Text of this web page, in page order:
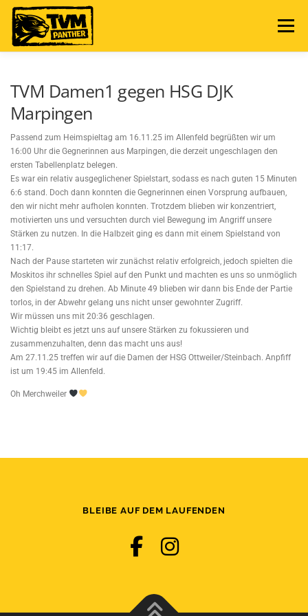
Zum
Inhalt
springen
Menü
TVM Damen1 gegen HSG DJK
Marpingen
Passend zum Heimspieltag am 16.11.25 im Allenfeld begrüßten wir um
16:00 Uhr die Gegnerinnen aus Marpingen, die derzeit ungeschlagen den
ersten Tabellenplatz belegen.
Es war ein relativ ausgeglichener Spielstart, sodass es nach guten 15 Minuten
6:6 stand. Doch dann konnten die Gegnerinnen einen Vorsprung aufbauen,
den wir nicht mehr aufholen konnten. Trotzdem blieben wir konzentriert,
motivierten uns und versuchten durch viel Bewegung im Angriff unsere
Stärken zu nutzen. In die Halbzeit ging es dann mit einem Spielstand von
11:17.
Nach der Pause starteten wir zunächst relativ erfolgreich, jedoch spielten die
Moskitos ihr schnelles Spiel auf den Punkt und machten es uns so unmöglich
den Spielstand zu drehen. Ab Minute 49 blieben wir dann bis Ende der Partie
torlos, in der Abwehr gelang uns nicht unser gewohnter Zugriff.
Wir müssen uns mit 20:36 geschlagen.
Wichtig bleibt es jetzt uns auf unsere Stärken zu fokussieren und
zusammenzuhalten, denn das macht uns aus!
Am 27.11.25 treffen wir auf die Damen der HSG Ottweiler/Steinbach. Anpfiff
ist um 19:45 im Allenfeld.
Oh Merchweiler
BLEIBE AUF DEM LAUFENDEN